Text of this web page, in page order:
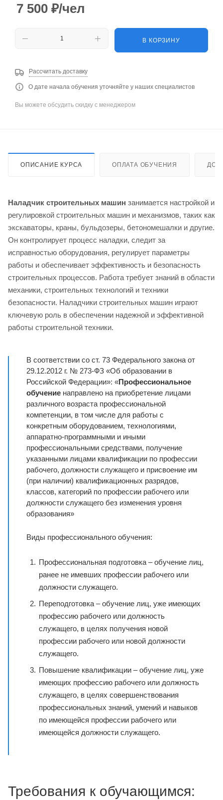
7 500 ₽/чел
В КОРЗИНУ
Рассчитать доставку
О дате начала обучения уточняйте у наших специалистов
Вы можете обсудить скидку с менеджером
ОПИСАНИЕ КУРСА ОПЛАТА ОБУЧЕНИЯ
Наладчик строительных машин занимается настройкой и
регулировкой строительных машин и механизмов, таких как
экскаваторы, краны, бульдозеры, бетономешалки и другие.
Он контролирует процесс наладки, следит за
исправностью оборудования, регулирует параметры
работы и обеспечивает эффективность и безопасность
строительных процессов. Работа требует знаний в области
механики, строительных технологий и техники
безопасности. Наладчики строительных машин играют
ключевую роль в обеспечении надежной и эффективной
работы строительной техники.
В соответствии со ст. 73 Федерального закона от
29.12.2012 г. № 273-ФЗ «Об образовании в
Российской Федерации»: «Профессиональное
обучение направлено на приобретение лицами
различного возраста профессиональной
компетенции, в том числе для работы с
конкретным оборудованием, технологиями,
аппаратно-программными и иными
профессиональными средствами, получение
указанными лицами квалификации по профессии
рабочего, должности служащего и присвоение им
(при наличии) квалификационных разрядов,
классов, категорий по профессии рабочего или
должности служащего без изменения уровня
образования»
Виды профессионального обучения:
Профессиональная подготовка – обучение лиц,
ранее не имевших профессии рабочего или
должности служащего.
Переподготовка – обучение лиц, уже имеющих
профессию рабочего или должность
служащего, в целях получения новой
профессии рабочего или новой должности
служащего.
Повышение квалификации – обучение лиц, уже
имеющих профессию рабочего или должность
служащего, в целях совершенствования
профессиональных знаний, умений и навыков
по имеющейся профессии рабочего или
имеющейся должности служащего.
Требования к обучающимся: